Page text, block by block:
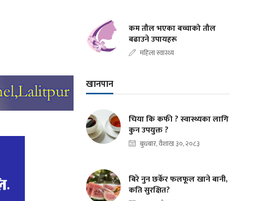
कम तौल भएका बच्चाको तौल
बढाउने उपायहरू
महिला स्वास्थ्य
खानपान
चिया कि कफी ? स्वास्थ्यका लागि
कुन उपयुक्त ?
बुधबार, वैशाख ३०, २०८३
बिरे नुन छर्केर फलफूल खाने बानी,
कति सुरक्षित?